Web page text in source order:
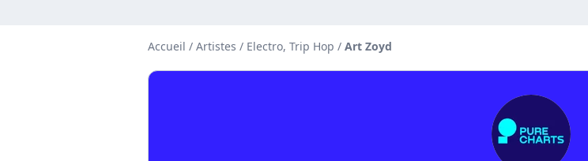
Accueil / Artistes / Electro, Trip Hop / Art Zoyd